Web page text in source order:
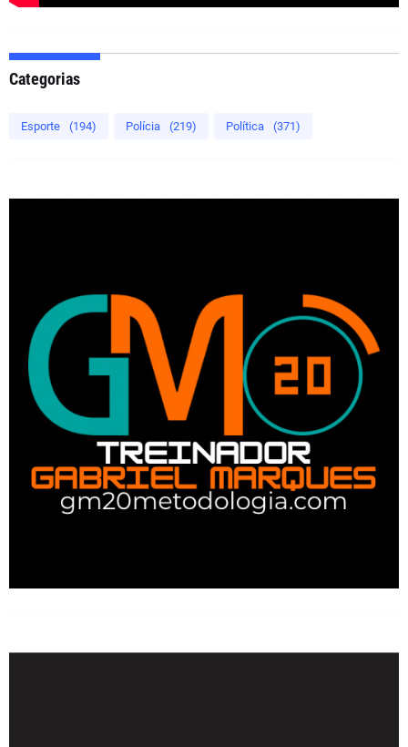
Categorias
Esporte (194) Polícia (219) Política (371)